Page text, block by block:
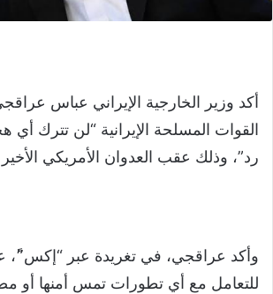
أكد وزير الخارجية الإيراني عباس
القوات المسلحة الإيرانية “لن تترك أي
رد”، وذلك عقب العدوان الأمريكي
وأكد عراقجي، في تغريدة عبر “إكس”ً،
للتعامل مع أي تطورات تمس أمنها أو